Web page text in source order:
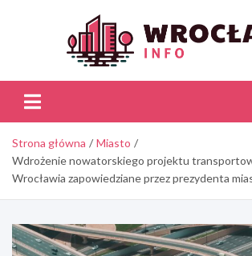
Strona główna
Miasto
Wdrożenie nowatorskiego projektu
Wrocławia zapowiedziane przez prezydenta